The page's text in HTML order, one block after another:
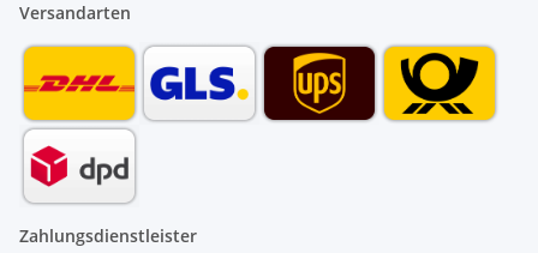
Versandarten
Zahlungsdienstleister